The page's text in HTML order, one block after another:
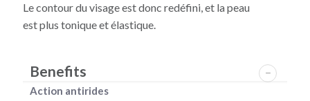
Le contour du visage est donc redéfini, et la peau
est plus tonique et élastique.
Benefits
Action antirides